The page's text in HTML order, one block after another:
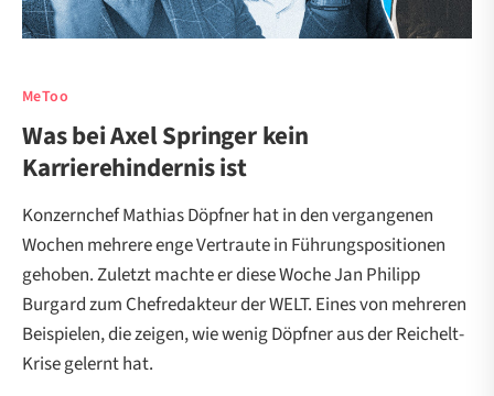
MeToo
Was bei Axel Springer kein
Karrierehindernis ist
Konzernchef Mathias Döpfner hat in den vergangenen
Wochen mehrere enge Vertraute in Führungspositionen
gehoben. Zuletzt machte er diese Woche Jan Philipp
Burgard zum Chefredakteur der WELT. Eines von mehreren
Beispielen, die zeigen, wie wenig Döpfner aus der Reichelt-
Krise gelernt hat.